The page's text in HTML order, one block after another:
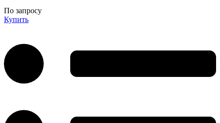
По запросу
Купить